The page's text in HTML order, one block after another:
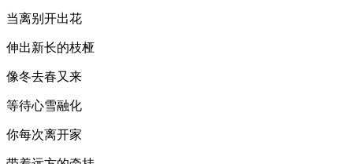
当离别开出花
伸出新长的枝桠
像冬去春又来
等待心雪融化
你每次离开家